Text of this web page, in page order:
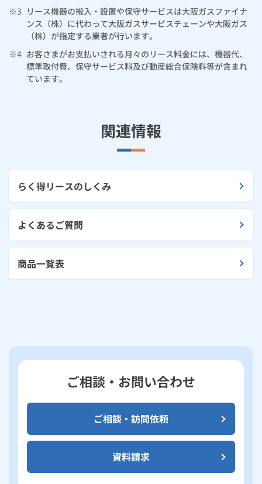
※3 リース機器の搬入・設置や保守サービスは大阪ガスファイナ
ンス（株）に代わって大阪ガスサービスチェーンや大阪ガス
（株）が指定する業者が行います。
※4 お客さまがお支払いされる月々のリース料金には、機器代、
標準取付費、保守サービス料及び動産総合保険料等が含まれ
ています。
関連情報
らく得リースのしくみ
よくあるご質問
商品一覧表
ご相談・お問い合わせ
ご相談・訪問依頼
資料請求